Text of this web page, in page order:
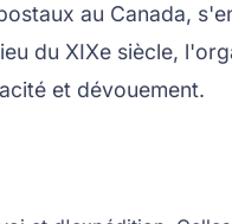
au Canada,
du XIXe siècle,
et dévouement.